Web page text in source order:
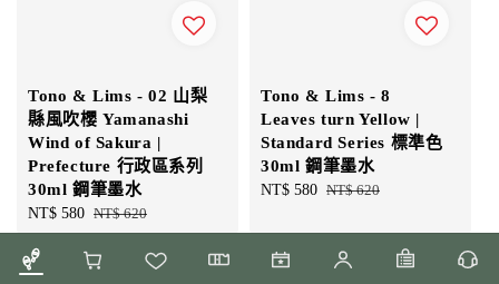
Tono & Lims - 02 山梨
縣風吹櫻 Yamanashi
Wind of Sakura |
Prefecture 行政區系列
30ml 鋼筆墨水
Sale
price
NT$ 580 Regular
price
NT$ 620
Tono & Lims - 8
Leaves turn Yellow |
Standard Series 標準色
30ml 鋼筆墨水
Sale
NT$ 580 Regular
NT$ 620